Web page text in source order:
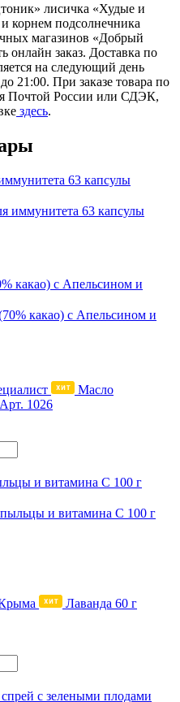
лисичка «Худые и
корнем подсолнечника
магазинов «Добрый
онлайн заказ. Доставка по
на следующий день
21:00. При заказе товара по
Почтой России или СДЭК,
здесь.
иммунитета 63 капсулы
какао) с Апельсином и
Масло
Арт. 1026
и витамина С 100 г
Лаванда 60 г